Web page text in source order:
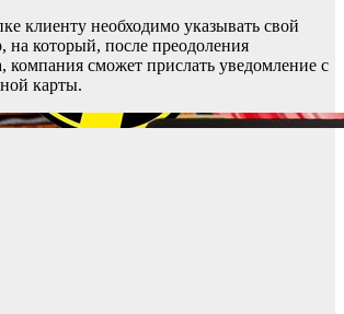
клиенту необходимо указывать свой
на который, после преодоления
компания сможет прислать уведомление с
карты.